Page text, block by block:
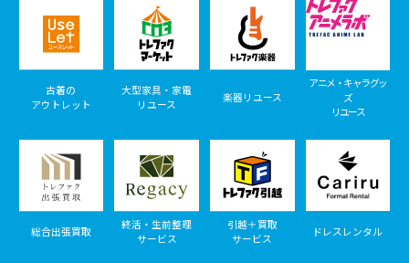
古着の
アウトレット
大型家具・家電
リユース
楽器リユース
アニメ・キャラグッ
ズ
リユース
総合出張買取
終活・生前整理
サービス
引越＋買取
サービス
ドレスレンタル